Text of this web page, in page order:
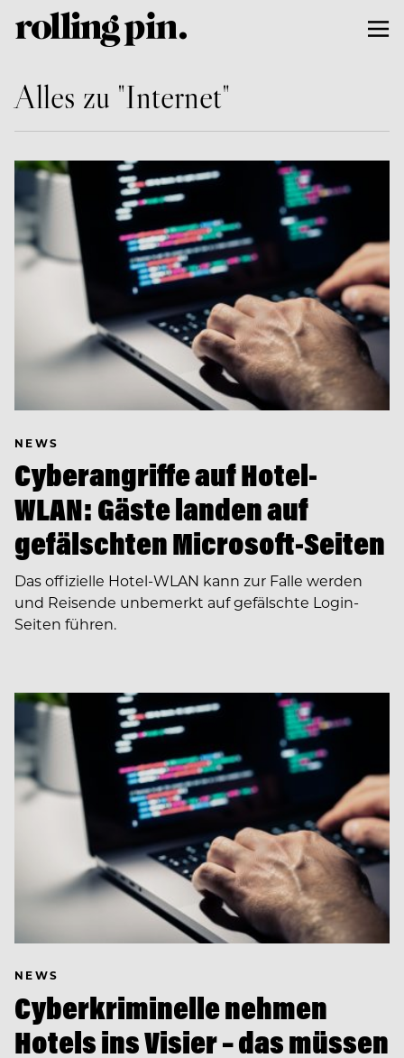
Alles zu "Internet"
NEWS
Cyberangriffe auf Hotel-
WLAN: Gäste landen auf
gefälschten Microsoft-Seiten
Das offizielle Hotel-WLAN kann zur Falle werden
und Reisende unbemerkt auf gefälschte Login-
Seiten führen.
NEWS
Cyberkriminelle nehmen
Hotels ins Visier – das müssen